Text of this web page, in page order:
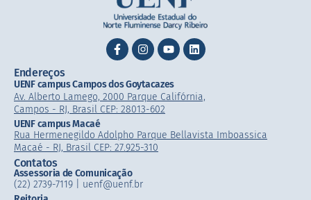
Endereços
UENF campus Campos dos Goytacazes
Av. Alberto Lamego, 2000 Parque Califórnia,
Campos - RJ, Brasil CEP: 28013-602
UENF campus Macaé
Rua Hermenegildo Adolpho Parque Bellavista Imboassica
Macaé - RJ, Brasil CEP: 27.925-310
Contatos
Assessoria de Comunicação
(22) 2739-7119 | uenf@uenf.br